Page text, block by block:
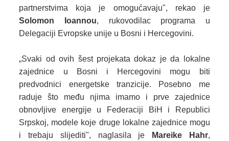
partnerstvima koja je omogućavaju", rekao je
Solomon Ioannou, rukovodilac programa u
Delegaciji Evropske unije u Bosni i Hercegovini.
„Svaki od ovih šest projekata dokaz je da lokalne
zajednice u Bosni i Hercegovini mogu biti
predvodnici energetske tranzicije. Posebno me
raduje što među njima imamo i prve zajednice
obnovljive energije u Federaciji BiH i Republici
Srpskoj, modele koje druge lokalne zajednice mogu
i trebaju slijediti", naglasila je Mareike Hahr,